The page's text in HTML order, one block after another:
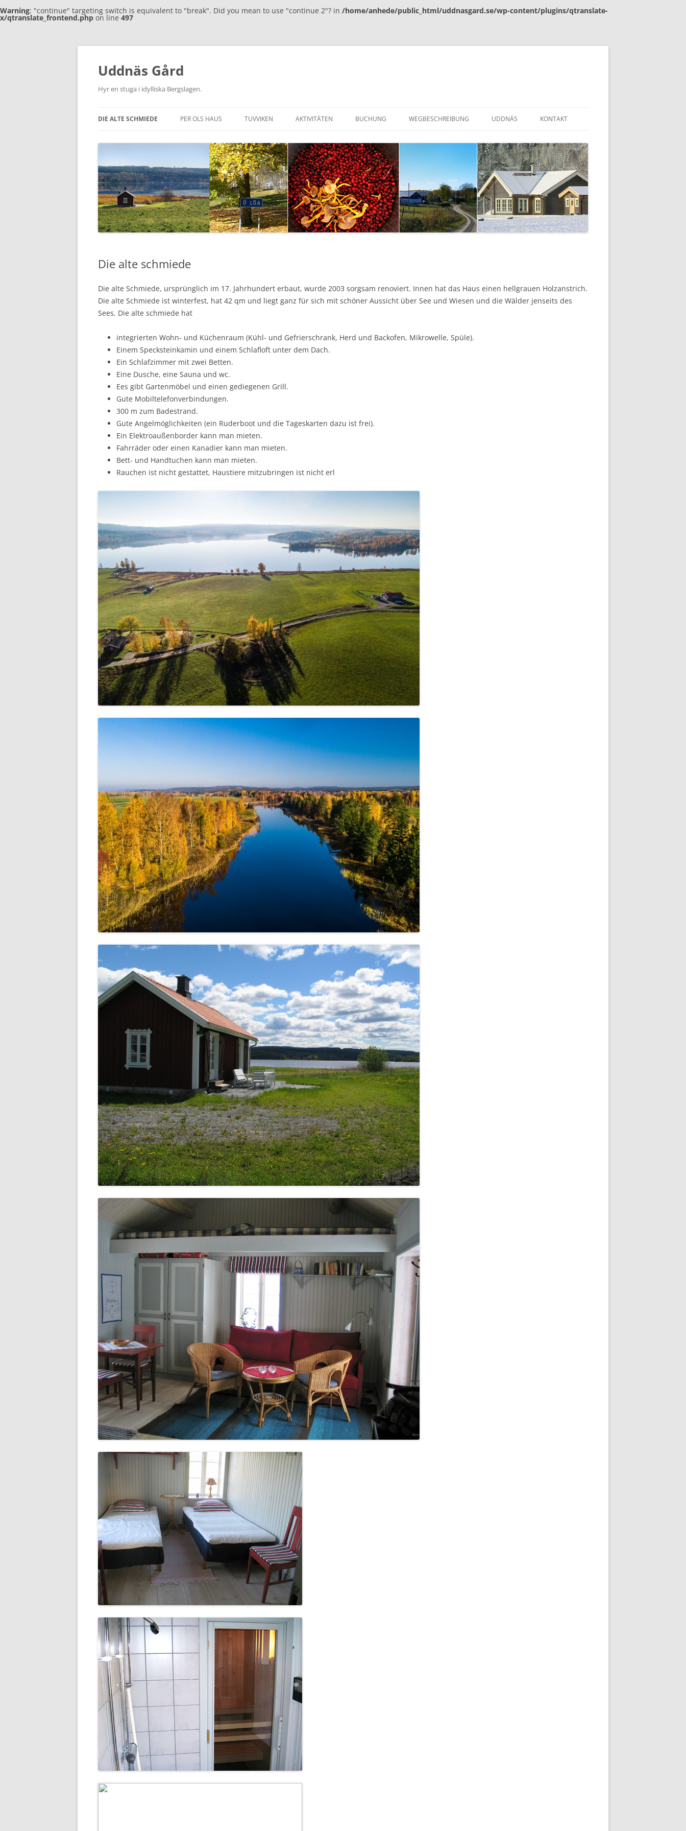
Warning: "continue" targeting switch is equivalent to "break". Did you mean to use "continue 2"? in /home/anhede/public_html/uddnasgard.se/wp-content/plugins/qtranslate-
x/qtranslate_frontend.php on line 497
Zum
springen
Uddnäs Gård
Hyr en stuga i idylliska Bergslagen.
DIE ALTE SCHMIEDE PER OLS HAUS TUVVIKEN AKTIVITÄTEN BUCHUNG WEGBESCHREIBUNG UDDNÄS KONTAKT
Die alte schmiede
Die alte Schmiede, ursprünglich im 17. Jahrhundert erbaut, wurde 2003 sorgsam renoviert. Innen hat das Haus einen hellgrauen Holzanstrich.
Die alte Schmiede ist winterfest, hat 42 qm und liegt ganz für sich mit schöner Aussicht über See und Wiesen und die Wälder jenseits des
Sees. Die alte schmiede hat
integrierten Wohn- und Küchenraum (Kühl- und Gefrierschrank, Herd und Backofen, Mikrowelle, Spüle).
Einem Specksteinkamin und einem Schlafloft unter dem Dach.
Ein Schlafzimmer mit zwei Betten.
Eine Dusche, eine Sauna und wc.
Ees gibt Gartenmöbel und einen gediegenen Grill.
Gute Mobiltelefonverbindungen.
300 m zum Badestrand.
Gute Angelmöglichkeiten (ein Ruderboot und die Tageskarten dazu ist frei).
Ein Elektroaußenborder kann man mieten.
Fahrräder oder einen Kanadier kann man mieten.
Bett- und Handtuchen kann man mieten.
Rauchen ist nicht gestattet, Haustiere mitzubringen ist nicht erl